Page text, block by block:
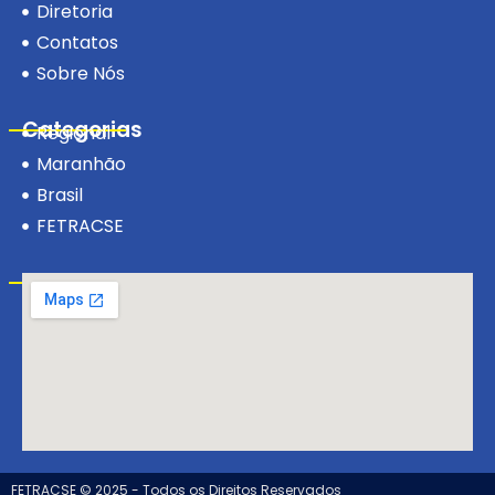
Diretoria
Contatos
Sobre Nós
Categorias
Regional
Maranhão
Brasil
FETRACSE
Visite-nos!
FETRACSE © 2025 - Todos os Direitos Reservados